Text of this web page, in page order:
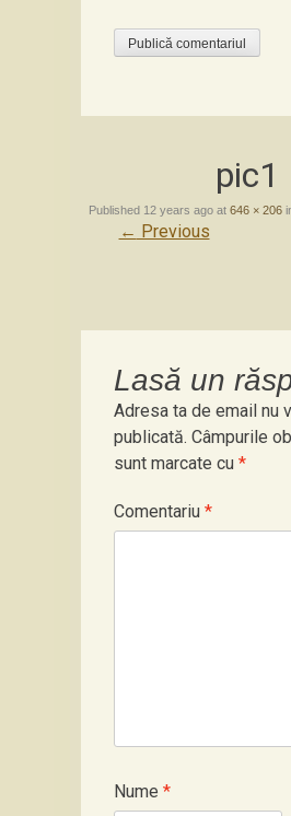
pic1
Published 12 years ago at 646 × 206
← Previous
Lasă un
Adresa ta de email nu
publicată. Câmpurile
sunt marcate cu *
Comentariu *
Nume *